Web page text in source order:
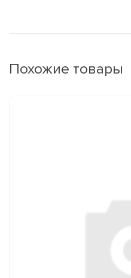
Похожие товары